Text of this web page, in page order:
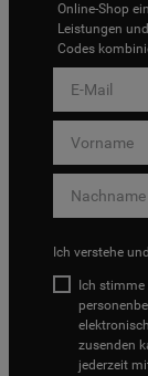
Online-Shop
Leistungen
Codes
Ich verstehe
Ich
zusenden
jederzeit